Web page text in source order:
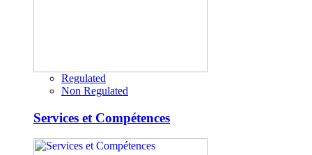
Regulated
Non Regulated
Services et Compétences